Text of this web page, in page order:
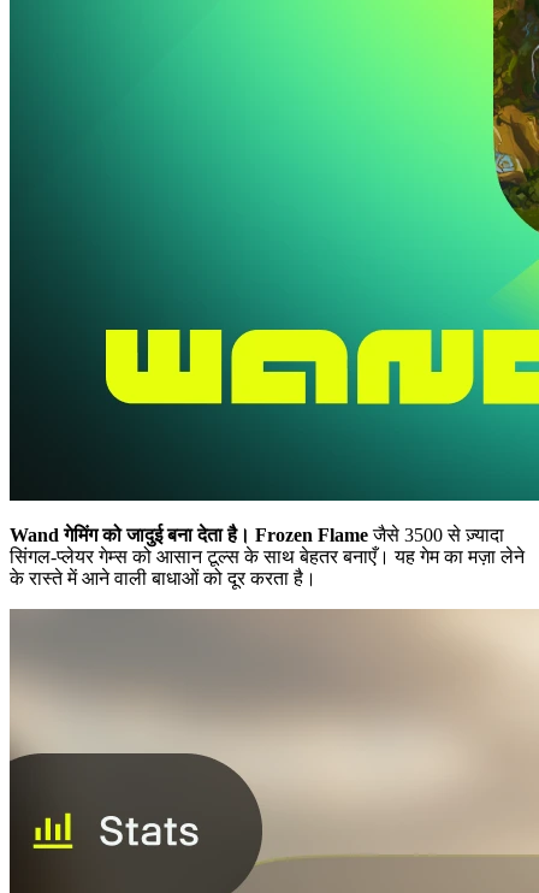
Wand गेमिंग को जादुई बना देता है। Frozen Flameजैसे 3500 से ज़्यादा
सिंगल-प्लेयर गेम्स को आसान टूल्स के साथ बेहतर बनाएँ। यह गेम का मज़ा लेने
के रास्ते में आने वाली बाधाओं को दूर करता है।